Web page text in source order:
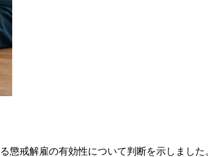
戒解雇の有効性について判断を示しました